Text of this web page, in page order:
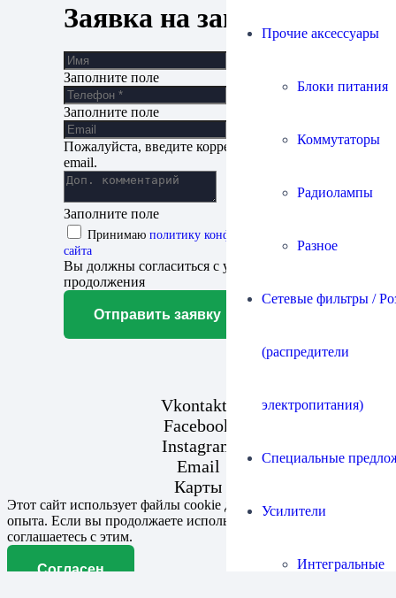
Прочие аксессуары
Блоки питания
Коммутаторы
Радиолампы
Разное
Сетевые фильтры /
(распредители
электропитания)
Специальные
Усилители
Интегральные
Заявка на запись
Заполните поле
Заполните поле
Пожалуйста, введите корректный адрес
email.
Заполните поле
Принимаю политику конфиденциальности
сайта
Вы должны согласиться с условиями для
продолжения
Отправить заявку
Vkontakte
Facebook
Instagram
Email
Карты
Этот сайт использует файлы cookie для улучшения вашего
опыта. Если вы продолжаете использовать этот сайт, вы
соглашаетесь с этим.
Согласен